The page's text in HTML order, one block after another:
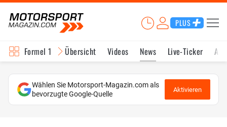
PLUS
Formel 1 Übersicht Videos News Live-Ticker
Wählen Sie Motorsport-Magazin.com als
bevorzugte Google-Quelle
Aktivieren